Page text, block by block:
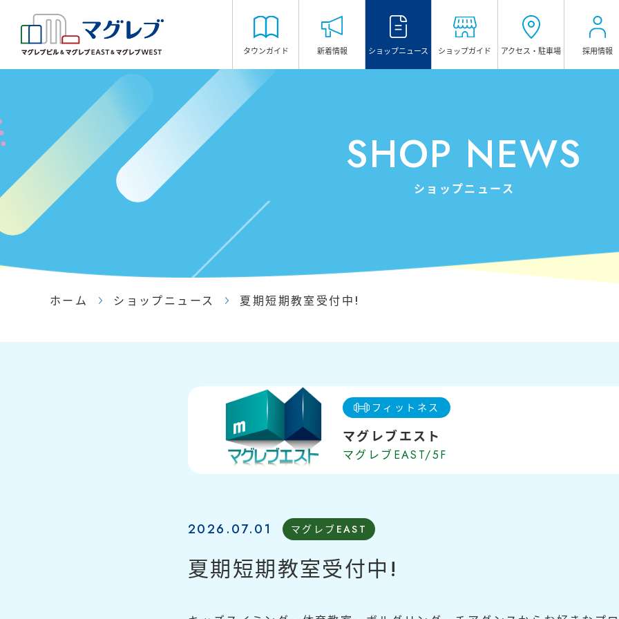
タウンガイド 新着情報 ショップニュース ショップガイド アクセス・ 駐車場 採用情報
HOME
タウンガイド
マグレブビル
SHOP NEWS
ショップニュース
ホーム ショップニュース 夏期短期教室受付中!
フィットネス
マグレブエスト
マグレブEAST/5F
2026.07.01 マグレブEAST
夏期短期教室受付中!